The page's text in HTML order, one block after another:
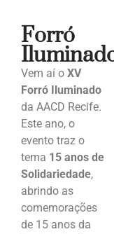
Forró
Vem aí o XV
Forró Iluminado
da AACD Recife.
Este ano, o
evento traz o
tema 15 anos de
Solidariedade,
abrindo as
comemorações
de 15 anos da